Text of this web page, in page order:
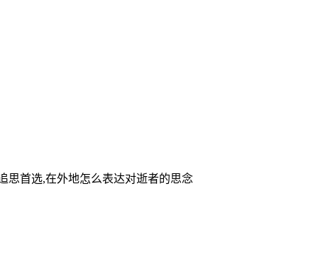
思首选,在外地怎么表达对逝者的思念